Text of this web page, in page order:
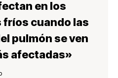
en los
fríos cuando las
pulmón se ven
afectadas»